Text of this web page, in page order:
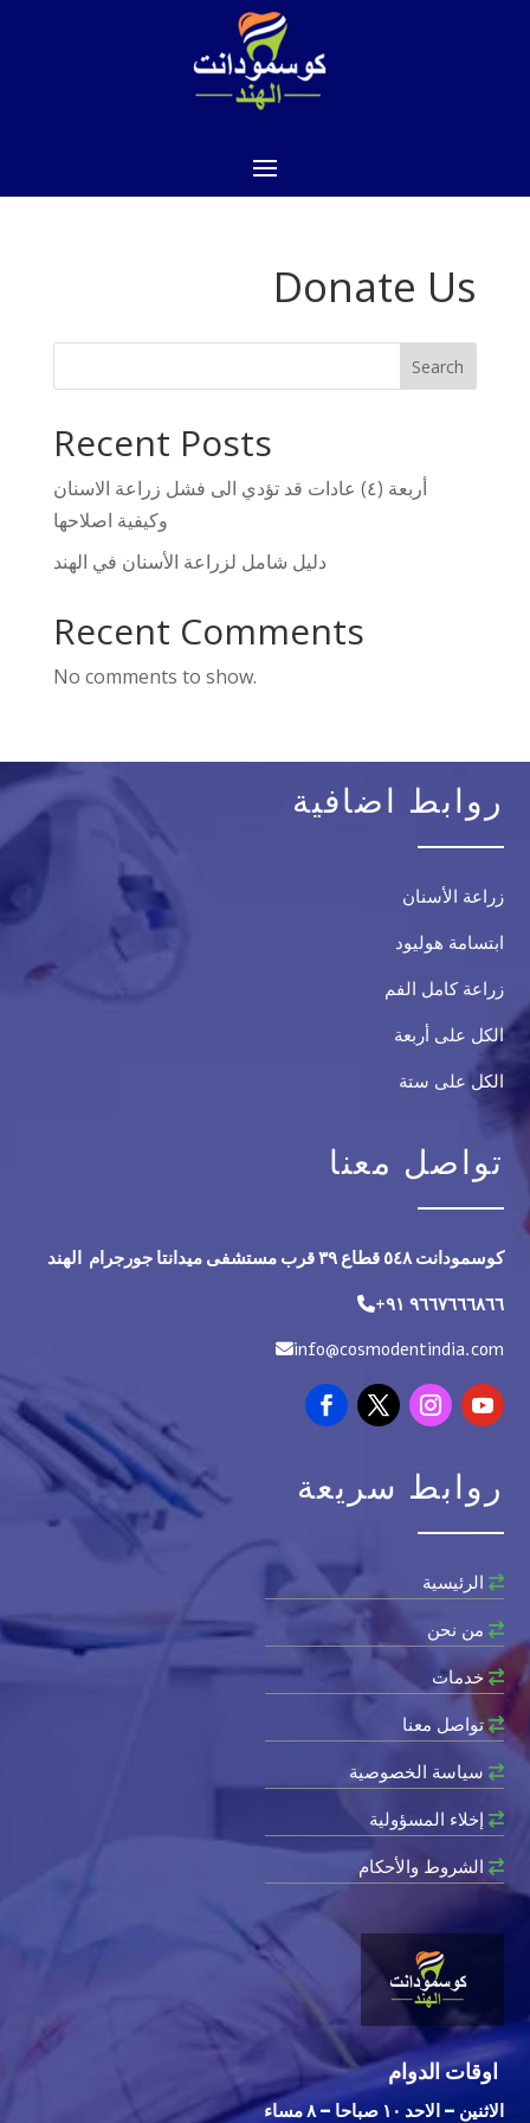
Donate Us
Search
Recent Posts
أربعة (٤) عادات قد تؤدي الى فشل زراعة الاسنان
وكيفية اصلاحها
دليل شامل لزراعة الأسنان في الهند
Recent Comments
No comments to show.
روابط اضافية
زراعة الأسنان
ابتسامة هوليود
زراعة كامل الفم
الكل على أربعة
الكل على ستة
تواصل معنا
كوسمودانت ٥٤٨ قطاع ٣۹ قرب مستشفى ميدانتا جورجرام الهند
+۹١ ۹٦٦٧٦٦٦٨٦٦
info@cosmodentindia.com
روابط سريعة
الرئيسية
من نحن
خدمات
تواصل معنا
سياسة الخصوصية
إخلاء المسؤولية
الشروط والأحكام
اوقات الدوام
الاثنين – الاحد ١٠ صباحا – ٨ مساء